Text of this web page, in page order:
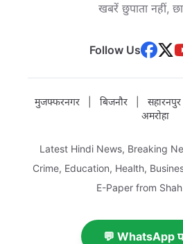
खबरें छुपाता नहीं,
Follow Us
मुजफ्फरनगर बिजनौर सहारनपुर
अमरोहा
Latest Hindi News, Breaking
Crime, Education, Health,
E-Paper from
💬 WhatsApp